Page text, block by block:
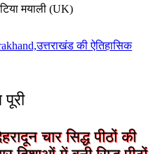
मयाली (UK)
की ऐतिहासिक
चार सिद्ध पीठों की